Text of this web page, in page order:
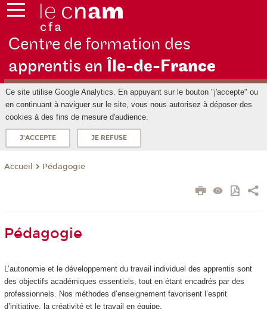
Centre de formation des
apprentis en Île-de-France
Ce site utilise Google Analytics. En appuyant sur le bouton "j'accepte" ou
en continuant à naviguer sur le site, vous nous autorisez à déposer des
cookies à des fins de mesure d'audience.
J'ACCEPTE JE REFUSE
Accueil Pédagogie
Pédagogie
L’autonomie et le développement du travail individuel des apprentis sont
des objectifs académiques essentiels, tout en étant encadrés par des
professionnels. Nos méthodes d’enseignement favorisent l’esprit
d’initiative, la créativité et le travail en équipe.